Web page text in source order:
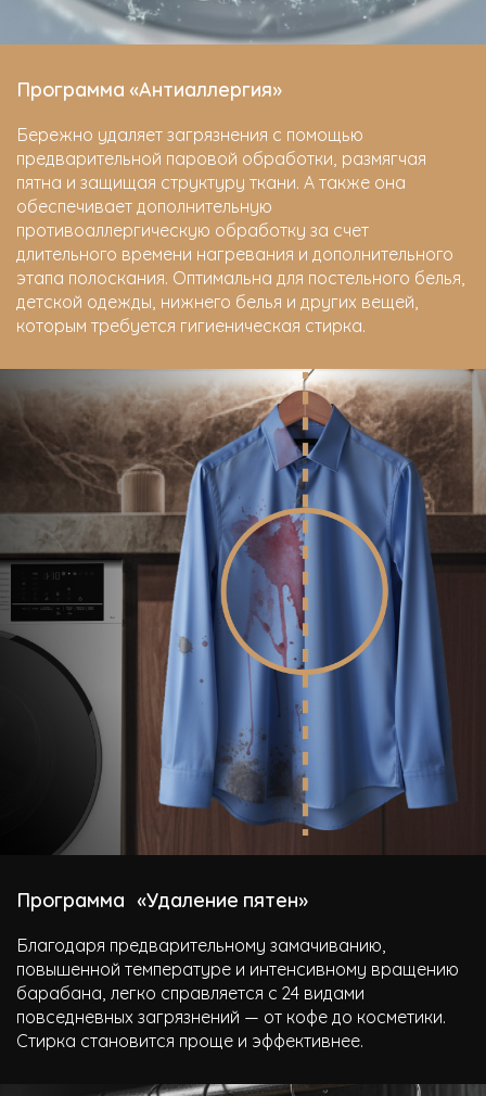
Программа «Антиаллергия»
Бережно удаляет загрязнения с помощью
предварительной паровой обработки, размягчая
пятна и защищая структуру ткани. А также она
обеспечивает дополнительную
противоаллергическую обработку за счет
длительного времени нагревания и дополнительного
этапа полоскания. Оптимальна для постельного белья,
детской одежды, нижнего белья и других вещей,
которым требуется гигиеническая стирка.
Программа «Удаление пятен»
Благодаря предварительному замачиванию,
повышенной температуре и интенсивному вращению
барабана, легко справляется с 24 видами
повседневных загрязнений — от кофе до косметики.
Стирка становится проще и эффективнее.